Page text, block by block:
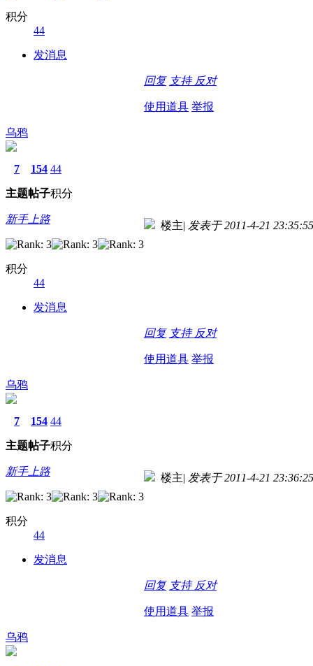
积分
44
发消息
回复 支持 反对
使用道具 举报
乌鸦
7
主题
154
帖子
44
积分
新手上路
积分
44
发消息
楼主| 发表于 2011-4-21 23:35:55
回复 支持 反对
使用道具 举报
乌鸦
7
主题
154
帖子
44
积分
新手上路
积分
44
发消息
楼主| 发表于 2011-4-21 23:36:25
回复 支持 反对
使用道具 举报
乌鸦